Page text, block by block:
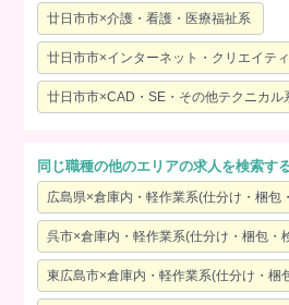
廿日市市×介護・看護・医療福祉系
廿日市市×インターネット・クリエイテ
廿日市市×CAD・SE・その他テクニカル
同じ職種の他のエリアの求人を検索す
広島県×倉庫内・軽作業系(仕分け・梱包
呉市×倉庫内・軽作業系(仕分け・梱包・
東広島市×倉庫内・軽作業系(仕分け・梱